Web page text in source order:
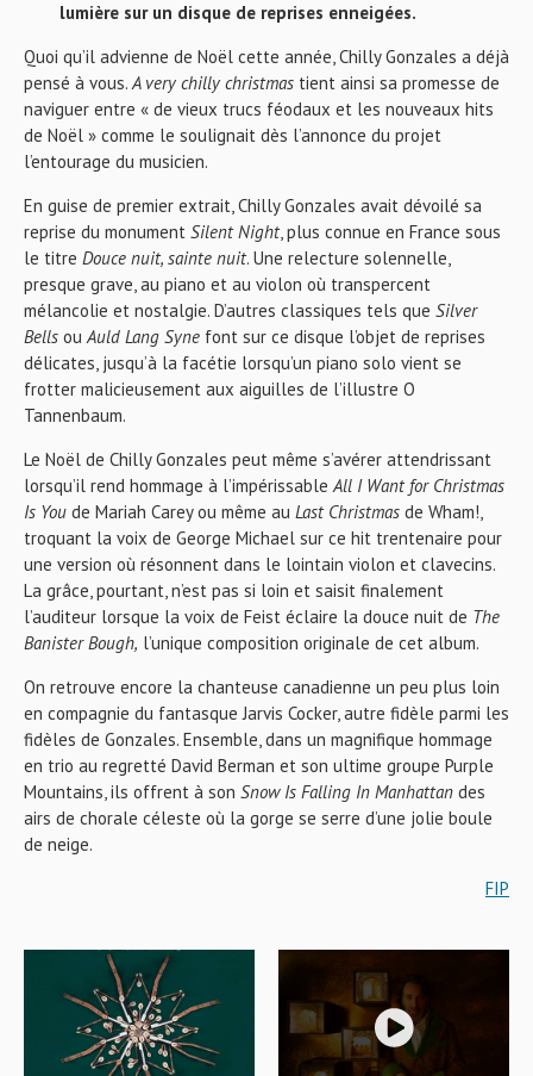
lumière sur un disque de reprises enneigées.
Quoi qu’il advienne de Noël cette année, Chilly Gonzales a déjà
pensé à vous.A very chilly christmas tient ainsi sa promesse de
naviguer entre « de vieux trucs féodaux et les nouveaux hits
de Noël » comme le soulignait dès l’annonce du projet
l’entourage du musicien.
En guise de premier extrait, Chilly Gonzales avait dévoilé sa
reprise du monument Silent Night, plus connue en France sous
le titre Douce nuit, sainte nuit. Une relecture solennelle,
presque grave, au piano et au violon où transpercent
mélancolie et nostalgie. D’autres classiques tels que Silver
Bells ouAuld Lang Syne font sur ce disque l’objet de reprises
délicates, jusqu’à la facétie lorsqu’un piano solo vient se
frotter malicieusement aux aiguilles de l’illustre O
Tannenbaum.
Le Noël de Chilly Gonzales peut même s’avérer attendrissant
lorsqu’il rend hommage à l’impérissableAll I Want for Christmas
Is You de Mariah Carey ou même au Last Christmas de Wham!,
troquant la voix de George Michael sur ce hit trentenaire pour
une version où résonnent dans le lointain violon et clavecins.
La grâce, pourtant, n’est pas si loin et saisit finalement
l’auditeur lorsque la voix de Feist éclaire la douce nuit de The
Banister Bough, l’unique composition originale de cet album.
On retrouve encore la chanteuse canadienne un peu plus loin
en compagnie du fantasque Jarvis Cocker, autre fidèle parmi les
fidèles de Gonzales. Ensemble, dans un magnifique hommage
en trio au regretté David Berman et son ultime groupe Purple
Mountains, ils offrent à son Snow Is Falling In Manhattan des
airs de chorale céleste où la gorge se serre d’une jolie boule
de neige.
FIP